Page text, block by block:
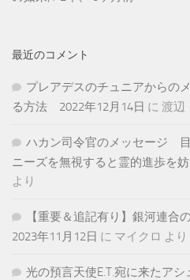
最近のコメント
プレアデスのチュニアからの
る方法 2022年12月14日 に 渡
ハカン司令官のメッセージ
ニーズを無視すると霊的進歩を
より
【重要＆追記有り】銀河連
2023年11月12日 に マイクロ より
光の預言天使E.T.宛に来たア